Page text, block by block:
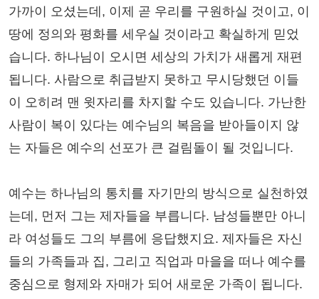
가까이 오셨는데, 이제 곧 우리를 구원하실 것이고, 이
땅에 정의와 평화를 세우실 것이라고 확실하게 믿었
습니다. 하나님이 오시면 세상의 가치가 새롭게 재편
됩니다. 사람으로 취급받지 못하고 무시당했던 이들
이 오히려 맨 윗자리를 차지할 수도 있습니다. 가난한
사람이 복이 있다는 예수님의 복음을 받아들이지 않
는 자들은 예수의 선포가 큰 걸림돌이 될 것입니다.
예수는 하나님의 통치를 자기만의 방식으로 실천하였
는데, 먼저 그는 제자들을 부릅니다. 남성들뿐만 아니
라 여성들도 그의 부름에 응답했지요. 제자들은 자신
들의 가족들과 집, 그리고 직업과 마을을 떠나 예수를
중심으로 형제와 자매가 되어 새로운 가족이 됩니다.